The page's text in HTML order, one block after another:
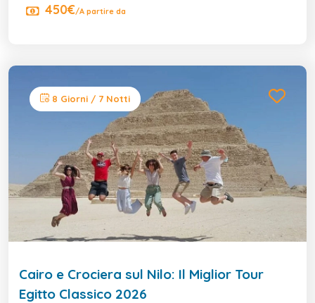
450€/A partire da
8 Giorni / 7 Notti
Cairo e Crociera sul Nilo: Il Miglior Tour
Egitto Classico 2026